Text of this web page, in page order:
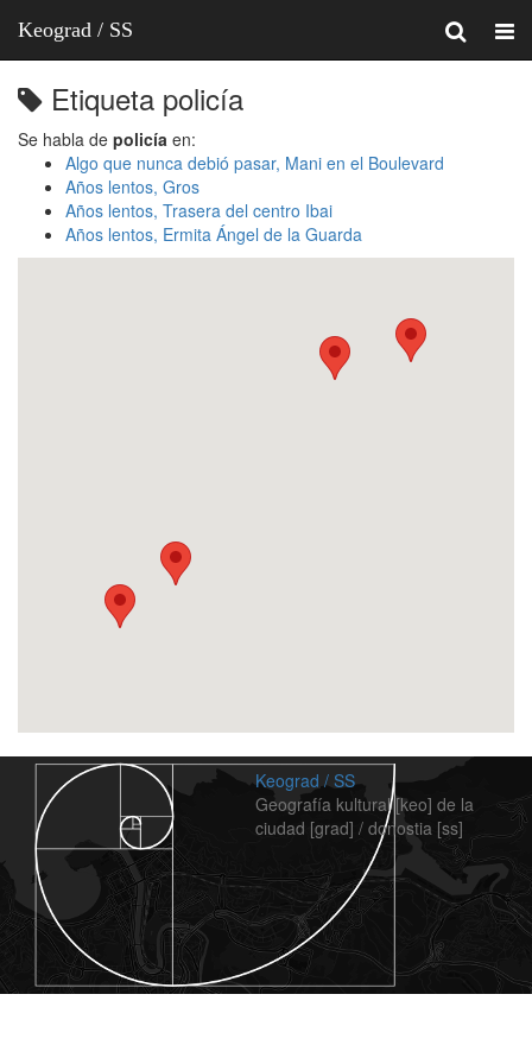
Keograd / SS
Etiqueta policía
Se habla de policía en:
Algo que nunca debió pasar, Mani en el Boulevard
Años lentos, Gros
Años lentos, Trasera del centro Ibai
Años lentos, Ermita Ángel de la Guarda
Keograd / SS
Geografía kultural [keo] de la
ciudad [grad] / donostia [ss]